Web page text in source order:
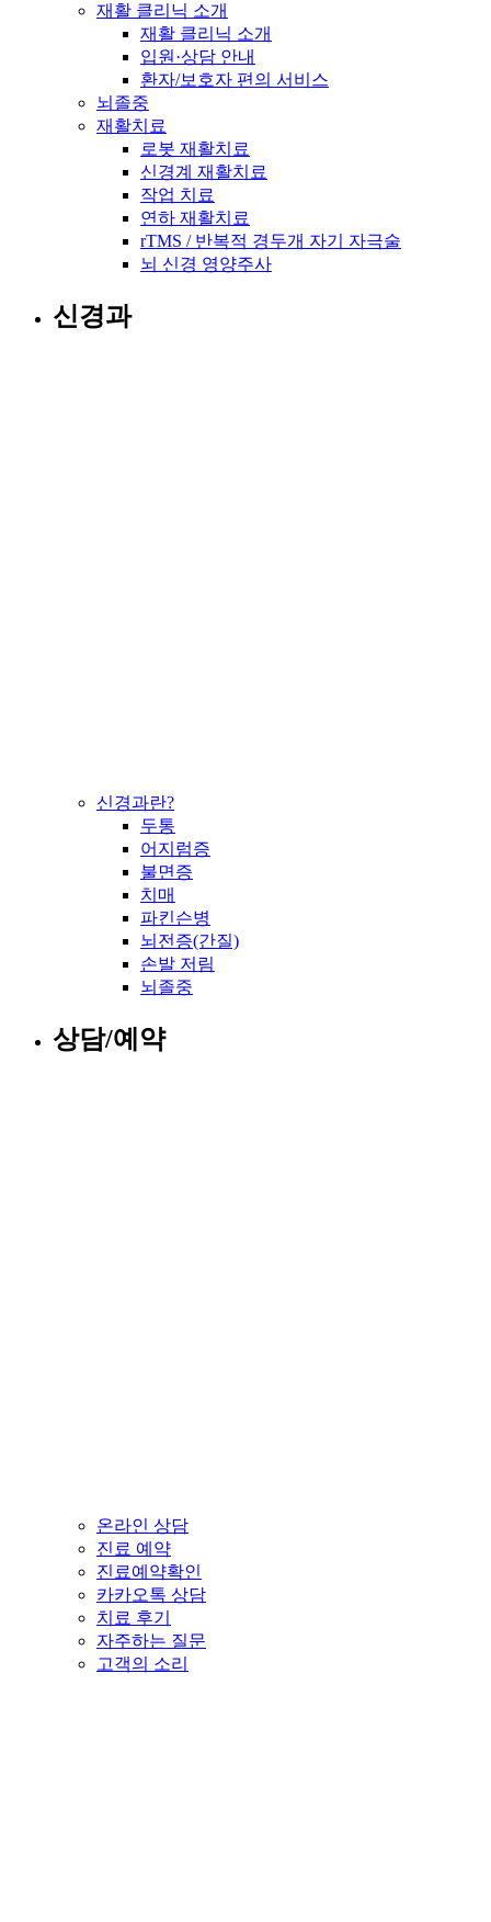
재활 클리닉 소개
재활 클리닉 소개
입원·상담 안내
환자/보호자 편의 서비스
뇌졸중
재활치료
로봇 재활치료
신경계 재활치료
작업 치료
연하 재활치료
rTMS / 반복적 경두개 자기 자극술
뇌 신경 영양주사
신경과
신경과란?
두통
어지럼증
불면증
치매
파킨슨병
뇌전증(간질)
손발 저림
뇌졸중
상담/예약
온라인 상담
진료 예약
진료예약확인
카카오톡 상담
치료 후기
자주하는 질문
고객의 소리